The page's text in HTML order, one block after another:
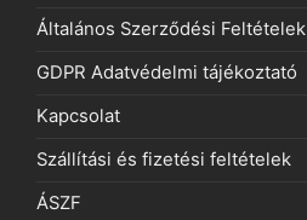
Általános Szerződési Feltételek
GDPR Adatvédelmi tájékoztató
Kapcsolat
Szállítási és fizetési feltételek
ÁSZF